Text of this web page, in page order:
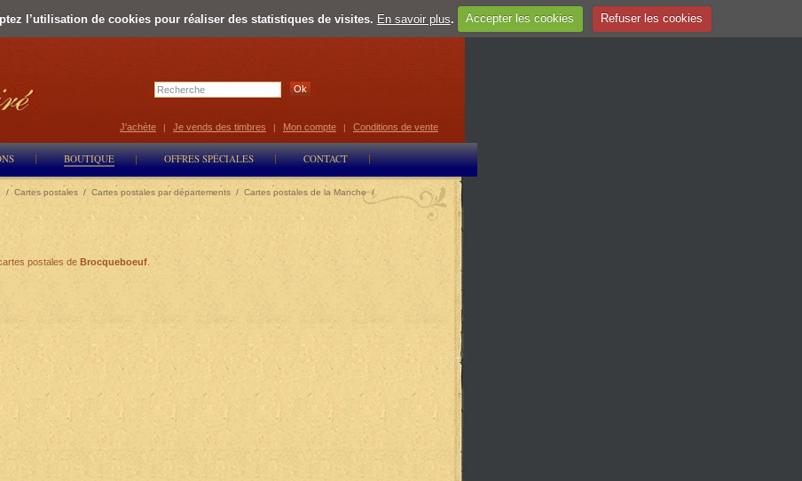
l’utilisation de cookies pour réaliser des statistiques de visites. En savoir plus. Accepter les cookies Refuser les cookies
Select Language ▼
BOUTIQUE OFFRES SPÉCIALES CONTACT
J'achète | Je vends des timbres | Mon compte | Conditions de vente
/Cartes postales / Cartes postales par départements / Cartes postales de la Manche/
postales de Brocqueboeuf